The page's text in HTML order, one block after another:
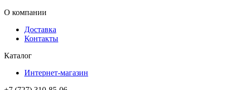
О компании
Доставка
Контакты
Каталог
Интернет-магазин